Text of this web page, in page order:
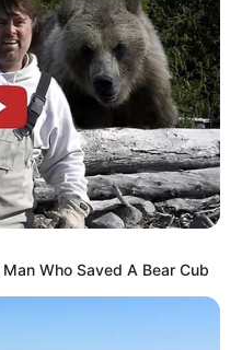
Who Saved A Bear Cub